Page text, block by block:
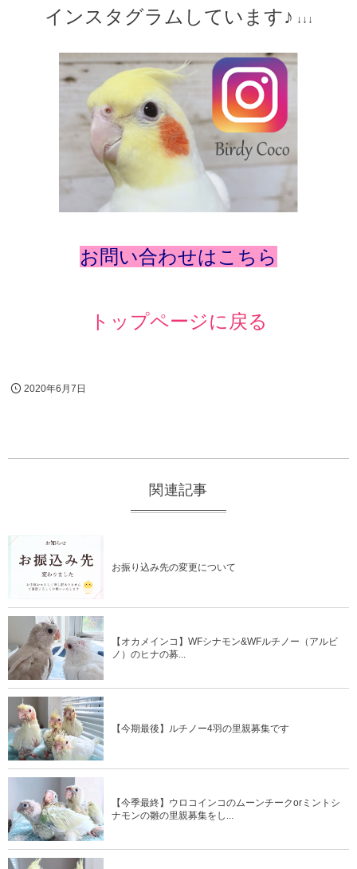
インスタグラムしています♪ ↓↓↓
お問い合わせはこちら
トップページに戻る
2020年6月7日
関連記事
お振り込み先の変更について
【オカメインコ】WFシナモン&WFルチノー（アルビ
ノ）のヒナの募...
【今期最後】ルチノー4羽の里親募集です
【今季最終】ウロコインコのムーンチークorミントシ
ナモンの雛の里親募集をし...